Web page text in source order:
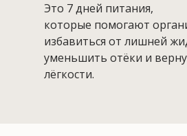
Это 7 дней питания,
которые помогают
избавиться от лишней
уменьшить отёки и
лёгкости.